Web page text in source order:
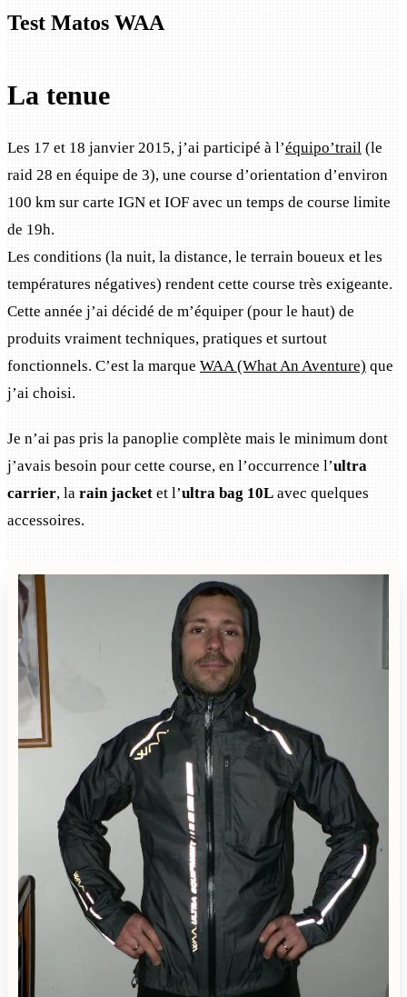
Test Matos WAA
La tenue
Les 17 et 18 janvier 2015, j’ai participé à l’équipo’trail (le
raid 28 en équipe de 3), une course d’orientation d’environ
100 km sur carte IGN et IOF avec un temps de course limite
de 19h.
Les conditions (la nuit, la distance, le terrain boueux et les
températures négatives) rendent cette course très exigeante.
Cette année j’ai décidé de m’équiper (pour le haut) de
produits vraiment techniques, pratiques et surtout
fonctionnels. C’est la marque WAA (What An Aventure) que
j’ai choisi.
Je n’ai pas pris la panoplie complète mais le minimum dont
j’avais besoin pour cette course, en l’occurrence l’ultra
carrier, la rain jacket et l’ultra bag 10L avec quelques
accessoires.